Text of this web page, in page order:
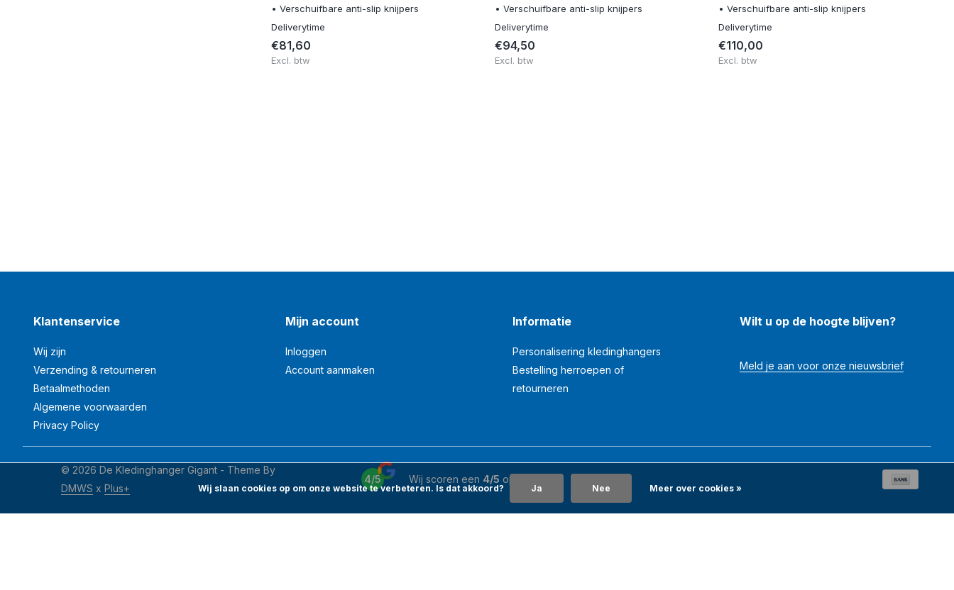
• Verschuifbare anti-slip knijpers
Deliverytime
€81,60
Excl. btw
• Verschuifbare anti-slip knijpers
Deliverytime
€94,50
Excl. btw
• Verschuifbare anti-slip knijpers
Deliverytime
€110,00
Excl. btw
Klantenservice
Wij zijn
Verzending & retourneren
Betaalmethoden
Algemene voorwaarden
Privacy Policy
Mijn account
Inloggen
Account aanmaken
Informatie
Personalisering kledinghangers
Bestelling herroepen of
retourneren
Wilt u op de hoogte blijven?
Meld je aan voor onze nieuwsbrief
© 2026 De Kledinghanger Gigant - Theme By
DMWS xPlus+
4/5 Wij scoren een 4/5 op
Wij slaan cookies op om onze website te verbeteren. Is dat akkoord? Ja Nee Meer over cookies »